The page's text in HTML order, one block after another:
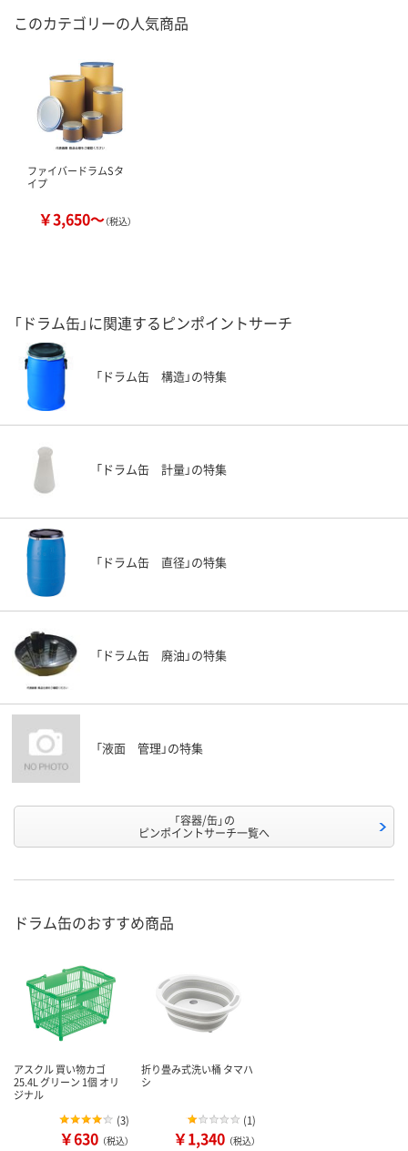
このカテゴリーの人気商品
ファイバードラムSタ
イプ
￥3,650～（税込）
「ドラム缶」に関連するピンポイントサーチ
「ドラム缶 構造」の特集
「ドラム缶 計量」の特集
「ドラム缶 直径」の特集
「ドラム缶 廃油」の特集
「液面 管理」の特集
「容器/缶」の
ピンポイントサーチ一覧へ
ドラム缶のおすすめ商品
アスクル 買い物カゴ
25.4L グリーン 1個 オリ
ジナル
(3)
￥630 （税込）
折り畳み式洗い桶 タマハ
シ
(1)
￥1,340 （税込）